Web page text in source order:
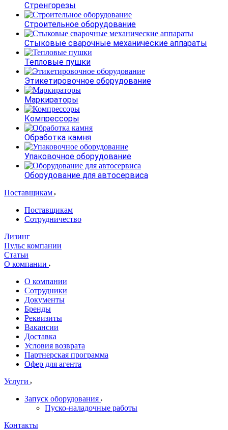
Стренгорезы
Строительное оборудование
Стыковые сварочные механические аппараты
Тепловые пушки
Этикетировочное оборудование
Маркираторы
Компрессоры
Обработка камня
Упаковочное оборудование
Оборудование для автосервиса
Поставщикам
Поставщикам
Сотрудничество
Лизинг
Пульс компании
Статьи
О компании
О компании
Сотрудники
Документы
Бренды
Реквизиты
Вакансии
Доставка
Условия возврата
Партнерская программа
Офер для агента
Услуги
Запуск оборудования
Пуско-наладочные работы
Контакты